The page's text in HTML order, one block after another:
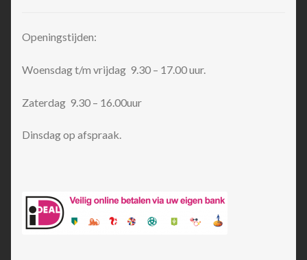
Openingstijden:
Woensdag t/m vrijdag 9.30 – 17.00 uur.
Zaterdag 9.30 – 16.00uur
Dinsdag op afspraak.